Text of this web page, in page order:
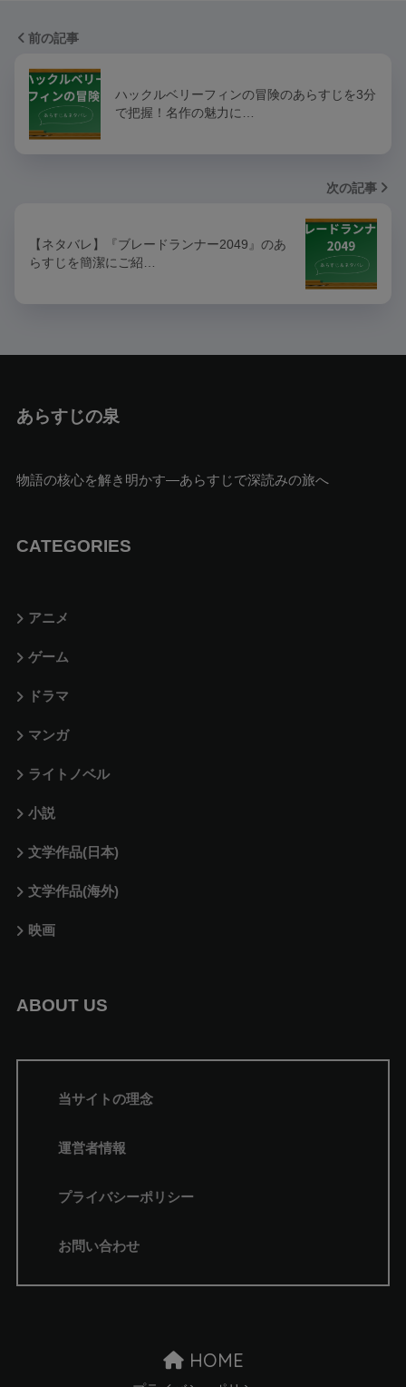
前の記事
ハックルベリーフィンの冒険のあらすじを3分
で把握！名作の魅力に…
次の記事
【ネタバレ】『ブレードランナー2049』のあ
らすじを簡潔にご紹…
あらすじの泉
物語の核心を解き明かす—あらすじで深読みの旅へ
CATEGORIES
アニメ
ゲーム
ドラマ
マンガ
ライトノベル
小説
文学作品(日本)
文学作品(海外)
映画
ABOUT US
当サイトの理念
運営者情報
プライバシーポリシー
お問い合わせ
HOME